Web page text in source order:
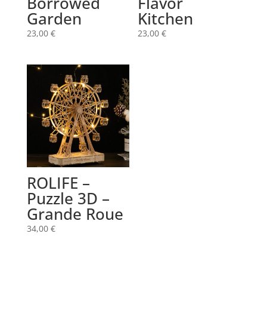
Garden
23,00 €
Kitchen
23,00€
ROLIFE –
Puzzle 3D –
Grande Roue
34,00 €